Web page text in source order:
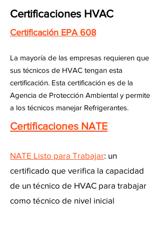
Certificaciones HVAC
Certificación EPA 608
La mayoría de las empresas requieren que
sus técnicos de HVAC tengan esta
certificación. Esta certificación es de la
Agencia de Protección Ambiental y permite
a los técnicos manejar Refrigerantes.
Certificaciones NATE
NATE Listo para Trabajar: un
certificado que verifica la capacidad
de un técnico de HVAC para trabajar
como técnico de nivel inicial